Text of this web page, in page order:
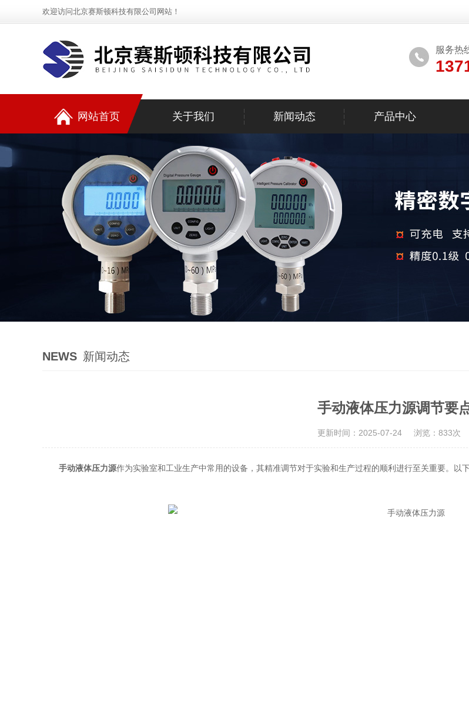
欢迎访问北京赛斯顿科技有限公司网站！
服务热
网站首页 关于我们 新闻动态 产品中心
NEWS 新闻动态
手动液体压力源调节要
更新时间：2025-07-24 浏览：833次
手动液体压力源作为实验室和工业生产中常用的设备，其精准调节对于实验和生产过程的顺利进行至关重要。以